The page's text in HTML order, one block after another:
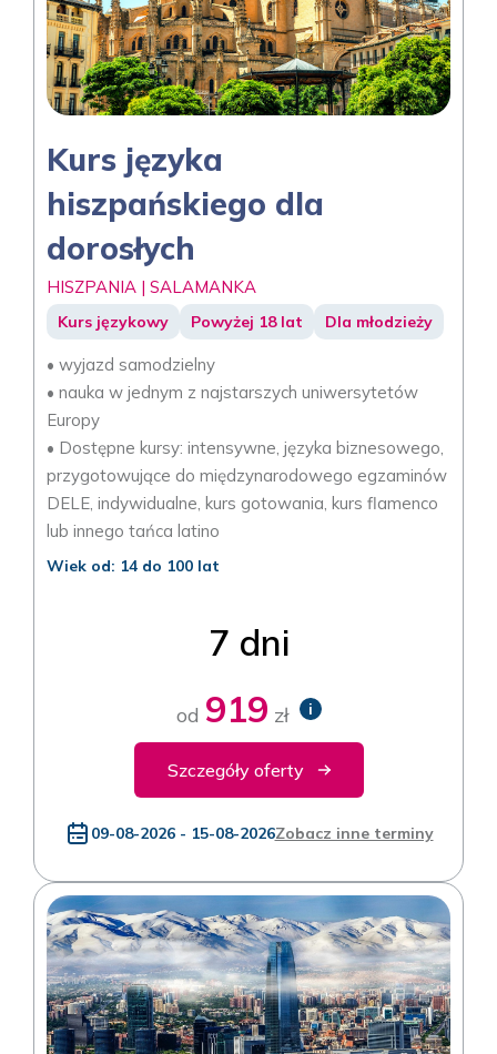
Kurs języka
hiszpańskiego dla
dorosłych
HISZPANIA | SALAMANKA
Kurs językowy Powyżej 18 lat Dla młodzieży
• wyjazd samodzielny
• nauka w jednym z najstarszych uniwersytetów
Europy
• Dostępne kursy: intensywne, języka biznesowego,
przygotowujące do międzynarodowego egzaminów
DELE, indywidualne, kurs gotowania, kurs flamenco
lub innego tańca latino
Wiek od: 14 do 100 lat
7 dni
od 919 zł i
Szczegóły oferty
09-08-2026 - 15-08-2026Zobacz inne terminy